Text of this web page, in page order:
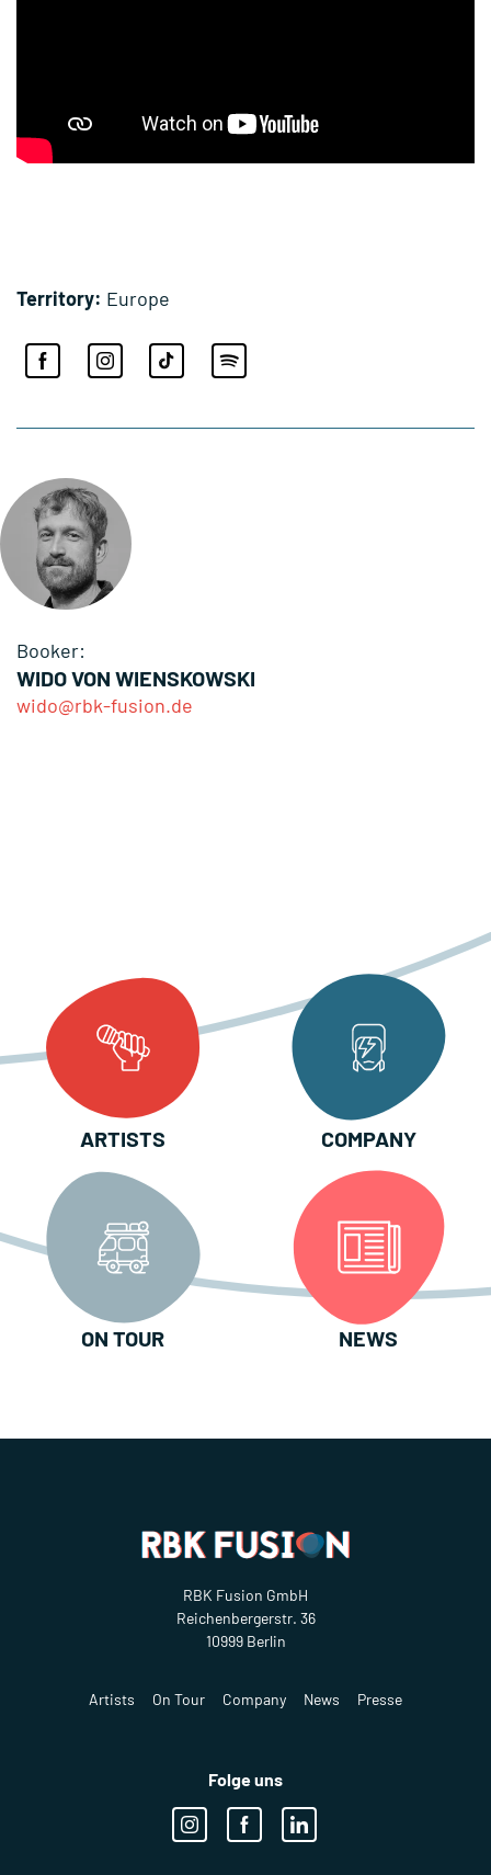
Territory: Europe
Booker:
WIDO VON WIENSKOWSKI
wido@rbk-fusion.de
ARTISTS COMPANY
ON TOUR NEWS
RBK Fusion GmbH
Reichenbergerstr. 36
10999 Berlin
Artists On Tour Company News Presse
Folge uns